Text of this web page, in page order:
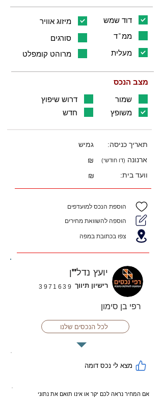
מיזוג אוויר
דוד שמש
סורגים
ממ"ד
מרוהט קומפלט
מעלית
מצב הנכס
דרוש שיפוץ
שמור
חדש
משופץ
גמיש
תאריך כניסה:
₪
ארנונה (דו חודשי)
₪ וועד בית:
הוספת הנכס למועדפים
הוספה להשוואת מחירים
צפו בכתובת במפה
יועץ נדל"ן
3971639 רישיון תיווך
רפי בן סימון
לכל הנכסים שלנו
מצא לי נכס דומה
אם המחיר נראה לכם יקר או אינו תואם את נתוני